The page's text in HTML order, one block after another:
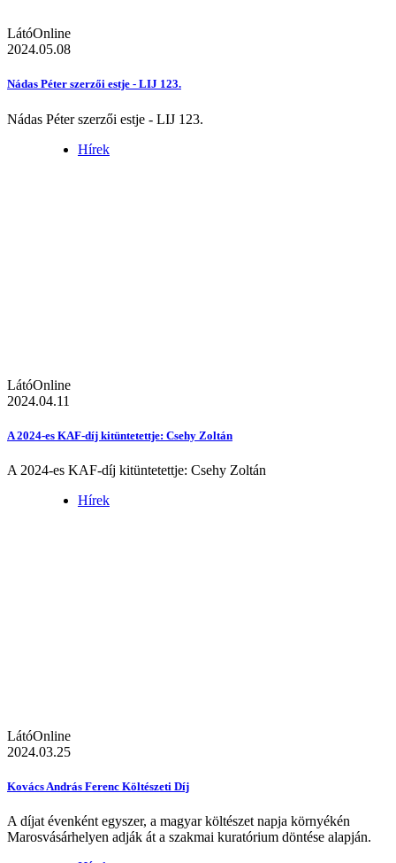
LátóOnline
2024.05.08
Nádas Péter szerzői estje - LIJ 123.
Nádas Péter szerzői estje - LIJ 123.
Hírek
LátóOnline
2024.04.11
A 2024-es KAF-díj kitüntetettje: Csehy Zoltán
A 2024-es KAF-díj kitüntetettje: Csehy Zoltán
Hírek
LátóOnline
2024.03.25
Kovács András Ferenc Költészeti Díj
A díjat évenként egyszer, a magyar költészet napja környékén
Marosvásárhelyen adják át a szakmai kuratórium döntése alapján.